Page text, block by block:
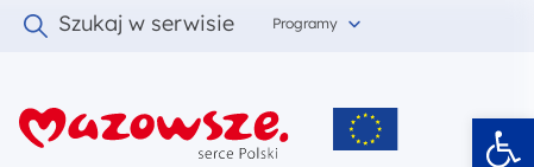
Szukaj w serwisie Programy